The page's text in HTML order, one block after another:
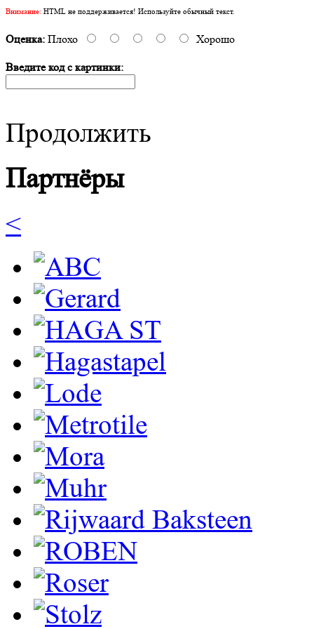
Внимание: HTML не поддерживается! Используйте обычный текст.
Оценка: Плохо Хорошо
Введите код с картинки:
Продолжить
Партнёры
<